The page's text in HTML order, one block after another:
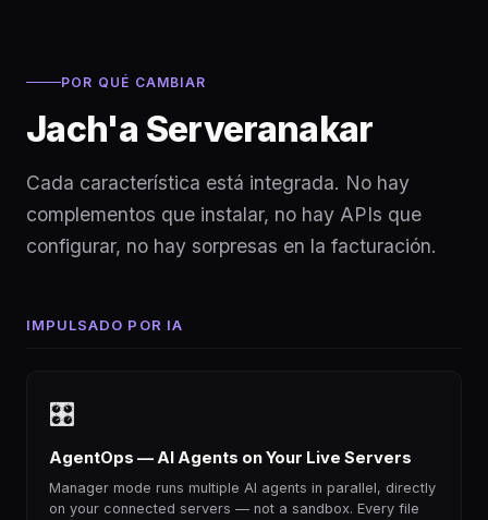
POR QUÉ CAMBIAR
Jach'a Serveranakar
Cada característica está integrada. No hay
complementos que instalar, no hay APIs que
configurar, no hay sorpresas en la facturación.
IMPULSADO POR IA
🎛
AgentOps — AI Agents on Your Live Servers
Manager mode runs multiple AI agents in parallel, directly
on your connected servers — not a sandbox. Every file